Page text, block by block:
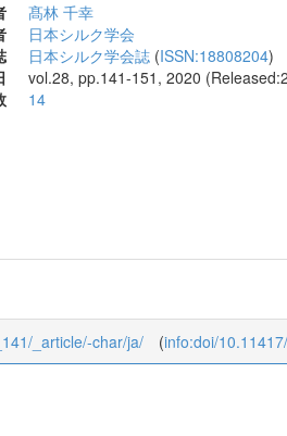
髙林 千幸
日本シルク学会
日本シルク学会誌 (ISSN:18808204)
vol.28, pp.141-151, 2020
14
_article/-char/ja/ (info:doi/